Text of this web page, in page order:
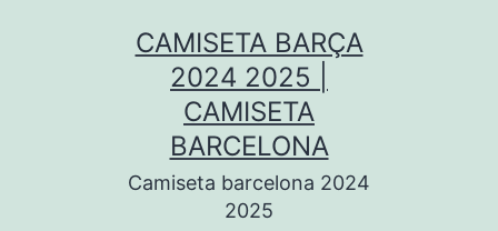
CAMISETA BARÇA
2024 2025 |
CAMISETA
BARCELONA
Camiseta barcelona 2024
2025